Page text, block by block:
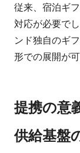
従来、宿泊ギ
対応が必要で
ンド独自のギ
形での展開が
提携の意
供給基盤